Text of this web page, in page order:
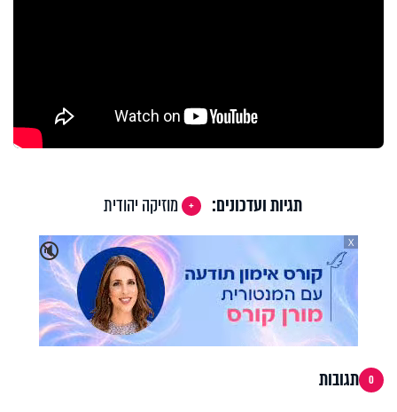
תגיות ועדכונים:
מוזיקה יהודית
🔇
X
0 תגובות